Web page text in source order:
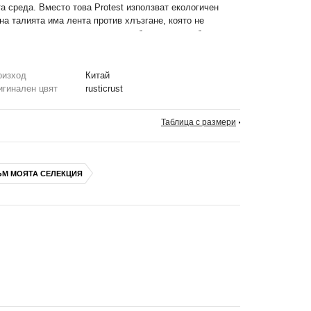
среда. Вместо това Protest използват екологичен
талията има лента против хлъзгане, която не
ципове, които улесняват обуването и събуването
да запазят най-ценните вещи сухи.
на борд обувките;
Китай
цвят rusticrust
Таблица с размери
МОЯТА СЕЛЕКЦИЯ